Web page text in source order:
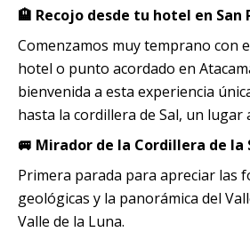
🏨 Recojo desde tu hotel en San
Comenzamos muy temprano con
hotel o punto acordado en
bienvenida a esta experiencia
hasta la cordillera de Sal, un lugar
🚐 Mirador de la Cordillera de la
Primera parada para apreciar las
geológicas y la panorámica del
Valle de la Luna.